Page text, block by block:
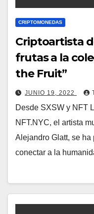
CRIPTOMONEDAS
Criptoartista
frutas a la
the Fruit”
JUNIO 19, 2022
Desde SXSW y NFT
NFT.NYC, el artista
Alejandro Glatt, se ha
conectar a la